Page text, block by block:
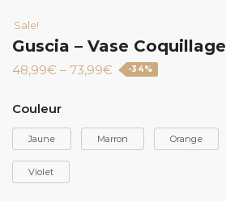
Sale!
Guscia – Vase Coquillage
48,99€ – 73,99€ -34%
Couleur
Jaune Marron Orange
Violet